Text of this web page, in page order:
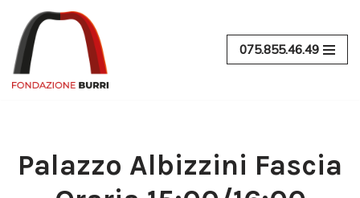
Vai
al
contenuto
075.855.46.49
Palazzo Albizzini Fascia